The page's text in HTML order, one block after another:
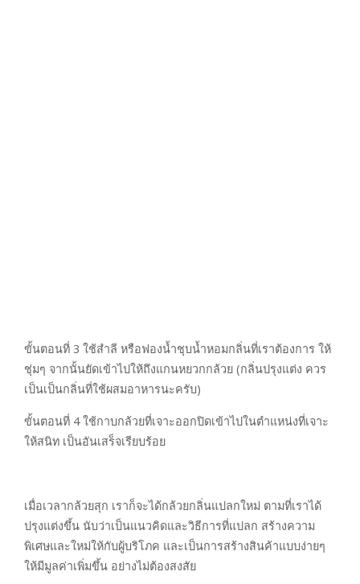
ขั้นตอนที่ 3 ใช้สำลี หรือฟองน้ำชุบน้ำหอมกลิ่นที่เราต้องการ ให้
ชุ่มๆ จากนั้นยัดเข้าไปให้ถึงแกนหยวกกล้วย (กลิ่นปรุงแต่ง ควร
เป็นเป็นกลิ่นที่ใช้ผสมอาหารนะครับ)
ขั้นตอนที่ 4 ใช้กาบกล้วยที่เจาะออกปิดเข้าไปในตำแหน่งที่เจาะ
ให้สนิท เป็นอันเสร็จเรียบร้อย
เมื่อเวลากล้วยสุก เราก็จะได้กล้วยกลิ่นแปลกใหม่ ตามที่เราได้
ปรุงแต่งขึ้น นับว่าเป็นแนวคิดและวิธีการที่แปลก สร้างความ
พิเศษและใหม่ให้กับผู้บริโภค และเป็นการสร้างสินค้าแบบง่ายๆ
ให้มีมูลค่าเพิ่มขึ้น อย่างไม่ต้องสงสัย